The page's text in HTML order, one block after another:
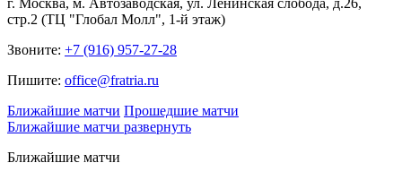
г. Москва, м. Автозаводская, ул. Ленинская слобода, д.26,
стр.2 (ТЦ "Глобал Молл", 1-й этаж)
Звоните: +7 (916) 957-27-28
Пишите: office@fratria.ru
Ближайшие матчи Прошедшие матчи
Ближайшие матчи развернуть
Ближайшие матчи